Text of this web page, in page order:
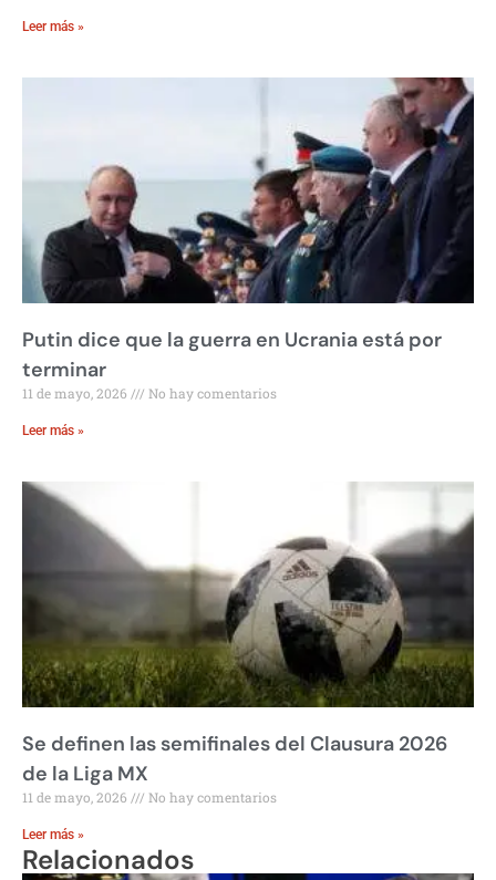
Leer más »
Putin dice que la guerra en Ucrania está por
terminar
11 de mayo, 2026 No hay comentarios
Leer más »
Se definen las semifinales del Clausura 2026
de la Liga MX
11 de mayo, 2026 No hay comentarios
Leer más »
Relacionados